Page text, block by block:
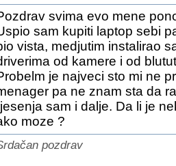
svima evo mene
sam kupiti laptop sebi
vista, medjutim instalirao
od kamere i od
je najveci sto mi ne
pa ne znam sta da
sam i dalje. Da li je
moze ?
pozdrav